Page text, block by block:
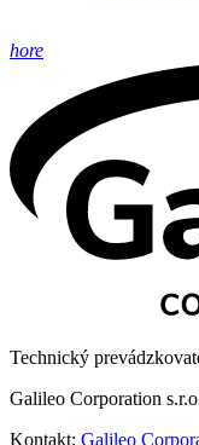
hore
Technický
Galileo Corporation
Kontakt: Galileo